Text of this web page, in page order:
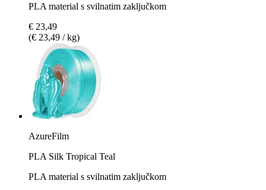
PLA material s svilnatim zaključkom
€ 23,49
(€ 23,49 / kg)
AzureFilm
PLA Silk Tropical Teal
PLA material s svilnatim zaključkom